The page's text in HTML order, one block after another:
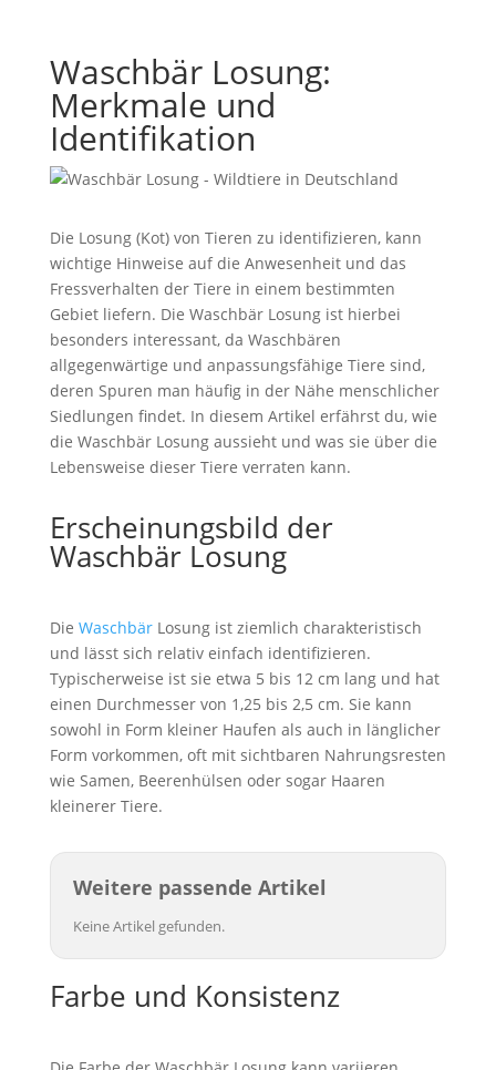
Waschbär Losung:
Merkmale und
Identifikation
Die Losung (Kot) von Tieren zu identifizieren, kann
wichtige Hinweise auf die Anwesenheit und das
Fressverhalten der Tiere in einem bestimmten
Gebiet liefern. Die Waschbär Losung ist hierbei
besonders interessant, da Waschbären
allgegenwärtige und anpassungsfähige Tiere sind,
deren Spuren man häufig in der Nähe menschlicher
Siedlungen findet. In diesem Artikel erfährst du, wie
die Waschbär Losung aussieht und was sie über die
Lebensweise dieser Tiere verraten kann.
Erscheinungsbild der
Waschbär Losung
Die WaschbärLosung ist ziemlich charakteristisch
und lässt sich relativ einfach identifizieren.
Typischerweise ist sie etwa 5 bis 12 cm lang und hat
einen Durchmesser von 1,25 bis 2,5 cm. Sie kann
sowohl in Form kleiner Haufen als auch in länglicher
Form vorkommen, oft mit sichtbaren Nahrungsresten
wie Samen, Beerenhülsen oder sogar Haaren
kleinerer Tiere.
Weitere passende Artikel
Keine Artikel gefunden.
Farbe und Konsistenz